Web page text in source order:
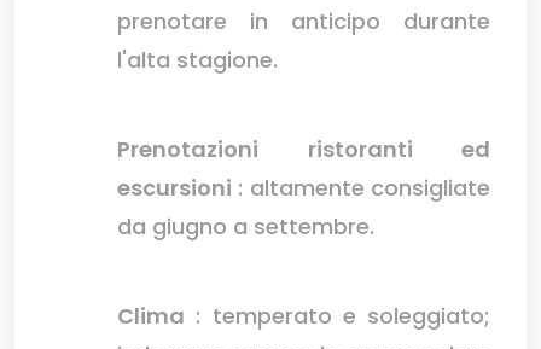
prenotare in anticipo durante
l'alta stagione.
Prenotazioni ristoranti ed
escursioni : altamente consigliate
da giugno a settembre.
Clima : temperato e soleggiato;